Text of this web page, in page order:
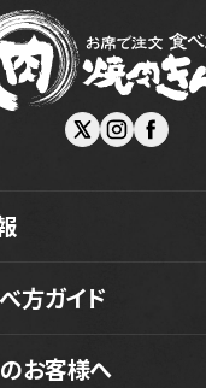
方ガイド
お客様へ